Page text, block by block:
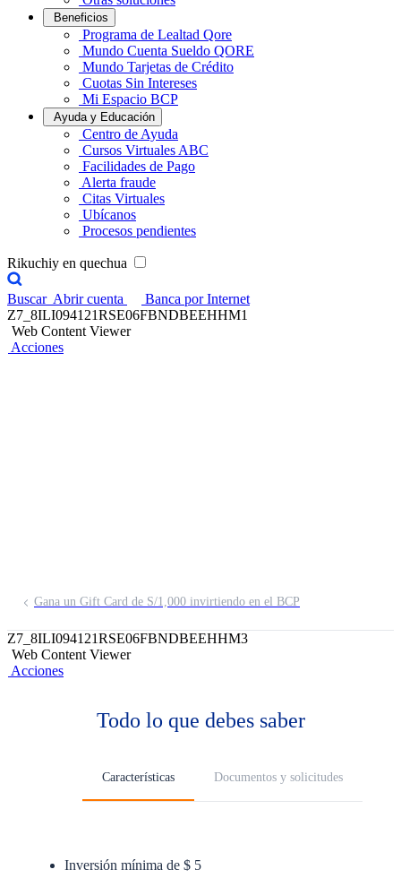
Beneficios
Programa de Lealtad Qore
Mundo Cuenta Sueldo QORE
Mundo Tarjetas de Crédito
Cuotas Sin Intereses
Mi Espacio BCP
Ayuda y Educación
Centro de Ayuda
Cursos Virtuales ABC
Facilidades de Pago
Alerta fraude
Citas Virtuales
Ubícanos
Procesos pendientes
Rikuchiy en quechua
Buscar Abrir cuenta
Banca por Internet
Z7_8ILI094121RSE06FBNDBEEHHM1
Web Content Viewer
Acciones
Gana un Gift Card de S/1,000 invirtiendo en el BCP
Z7_8ILI094121RSE06FBNDBEEHHM3
Web Content Viewer
Acciones
Todo lo que debes saber
Características Documentos y solicitudes
Inversión mínima de $ 5